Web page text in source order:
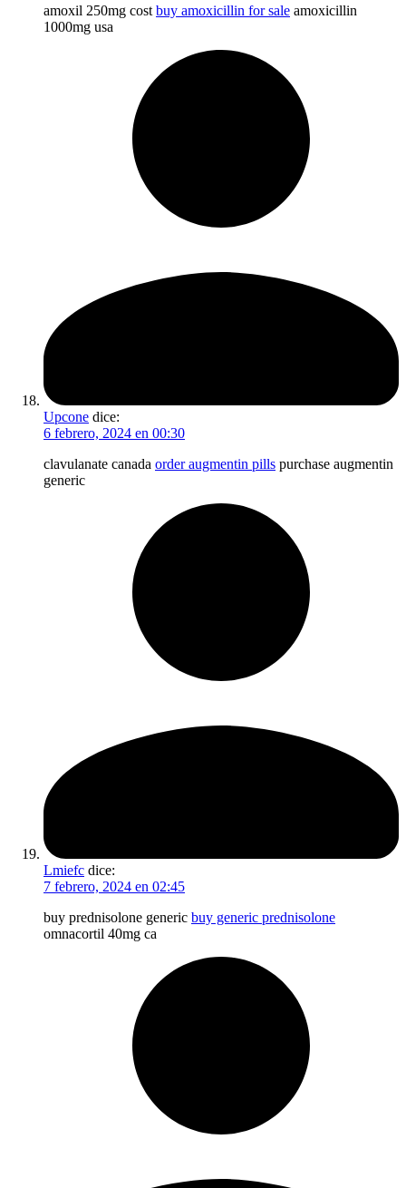
amoxil 250mg cost buy amoxicillin for sale amoxicillin
1000mg usa
Upcone dice:
6 febrero, 2024 en 00:30
clavulanate canada order augmentin pills purchase augmentin
generic
Lmiefc dice:
7 febrero, 2024 en 02:45
buy prednisolone generic buy generic prednisolone
omnacortil 40mg ca